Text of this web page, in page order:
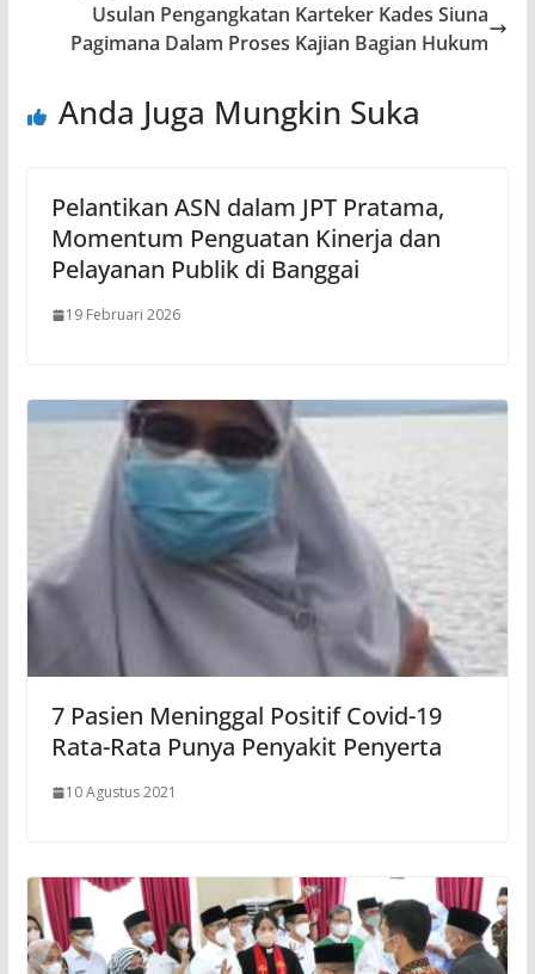
Usulan Pengangkatan Karteker Kades Siuna
Pagimana Dalam Proses Kajian Bagian Hukum
Anda Juga Mungkin Suka
Pelantikan ASN dalam JPT Pratama,
Momentum Penguatan Kinerja dan
Pelayanan Publik di Banggai
19 Februari 2026
7 Pasien Meninggal Positif Covid-19
Rata-Rata Punya Penyakit Penyerta
10 Agustus 2021